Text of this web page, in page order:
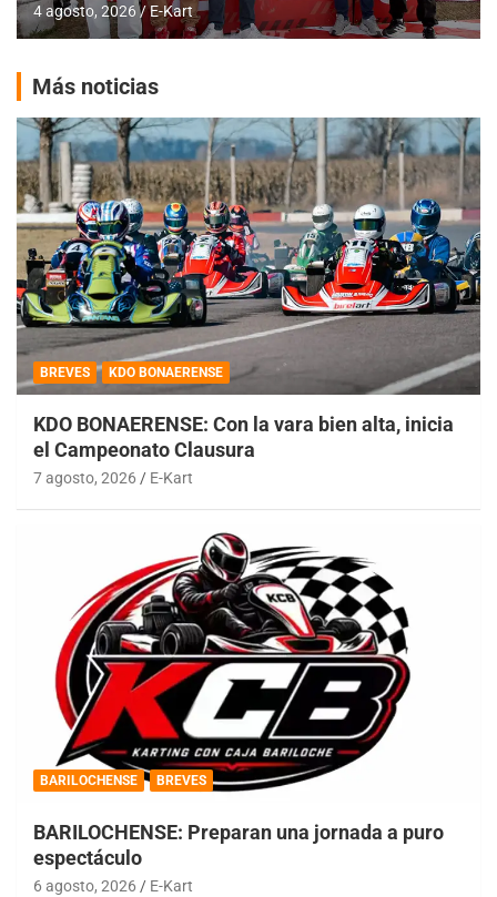
4 agosto, 2026 E-Kart
Más noticias
BREVES KDO BONAERENSE
KDO BONAERENSE: Con la vara bien alta, inicia
el Campeonato Clausura
7 agosto, 2026 E-Kart
BARILOCHENSE BREVES
BARILOCHENSE: Preparan una jornada a puro
espectáculo
6 agosto, 2026 E-Kart